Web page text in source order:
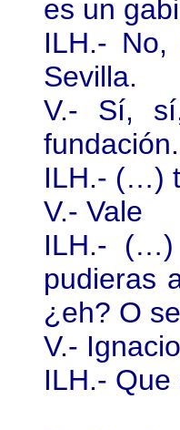
es un
ILH.-
Sevilla.
V.- Sí,
fundación.
ILH.- (…)
V.- Vale
ILH.-
pudieras
¿eh? O
V.-
ILH.-